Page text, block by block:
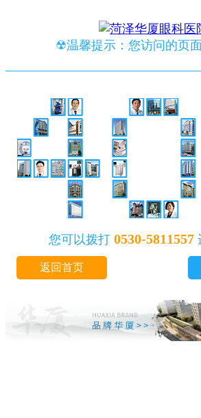
☢温馨提示：您访问的页面
您可以拨打 0530-5811557
返回首页